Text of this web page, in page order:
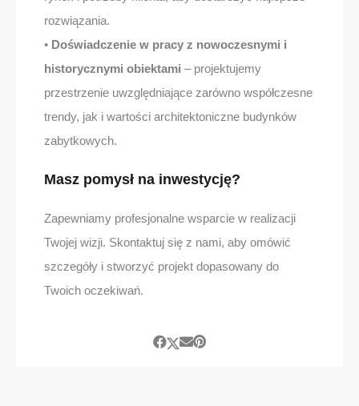
rozwiązania.
• Doświadczenie w pracy z nowoczesnymi i
historycznymi obiektami – projektujemy
przestrzenie uwzględniające zarówno współczesne
trendy, jak i wartości architektoniczne budynków
zabytkowych.
Masz pomysł na inwestycję?
Zapewniamy profesjonalne wsparcie w realizacji
Twojej wizji. Skontaktuj się z nami, aby omówić
szczegóły i stworzyć projekt dopasowany do
Twoich oczekiwań.